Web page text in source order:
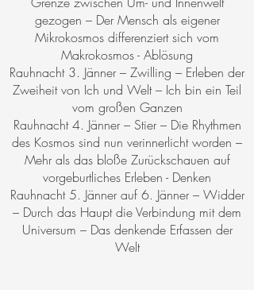
gezogen – Der Mensch als eigener
Mikrokosmos differenziert sich vom
Makrokosmos - Ablösung
Rauhnacht 3. Jänner – Zwilling – Erleben der
Zweiheit von Ich und Welt – Ich bin ein Teil
vom großen Ganzen
Rauhnacht 4. Jänner – Stier – Die Rhythmen
des Kosmos sind nun verinnerlicht worden –
Mehr als das bloße Zurückschauen auf
vorgeburtliches Erleben - Denken
Rauhnacht 5. Jänner auf 6. Jänner – Widder
– Durch das Haupt die Verbindung mit dem
Universum – Das denkende Erfassen der
Welt